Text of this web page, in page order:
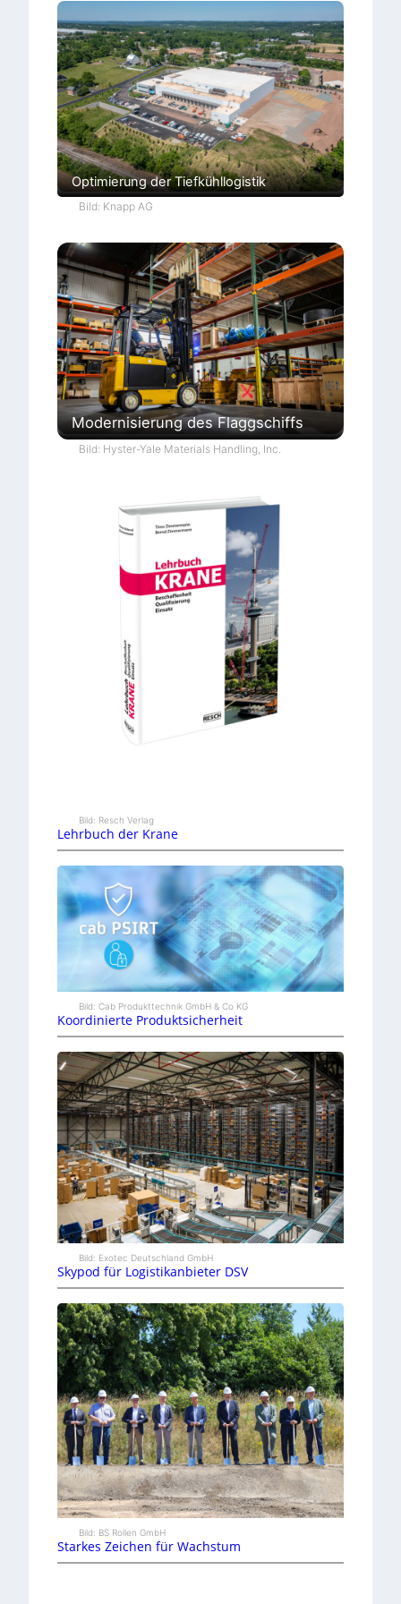
Optimierung der Tiefkühllogistik
Bild: Knapp AG
Modernisierung des Flaggschiffs
Bild: Hyster-Yale Materials Handling, Inc.
Bild: Resch Verlag
Lehrbuch der Krane
Bild: Cab Produkttechnik GmbH & Co KG
Koordinierte Produktsicherheit
Bild: Exotec Deutschland GmbH
Skypod für Logistikanbieter DSV
Bild: BS Rollen GmbH
Starkes Zeichen für Wachstum